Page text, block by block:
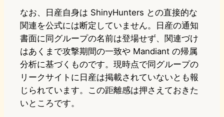
なお、日産自身は ShinyHunters との直接的な
関連を公式には断定していません。日産の通知
書面に同グループの名前は登場せず、関連づけ
はあくまで攻撃期間の一致や Mandiant の帰属
分析に基づくものです。現時点で同グループの
リークサイトに日産は掲載されていないとも報
じられています。この距離感は押さえておきた
いところです。